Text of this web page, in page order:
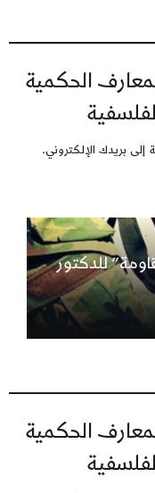
الحكمية
بريدك الإلكتروني.
للدكتور
الحكمية